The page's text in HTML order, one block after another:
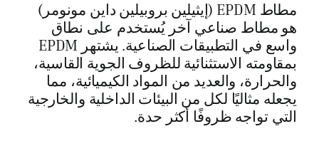
مطاط EPDM (إيثيلين بروبيلين داين مونومر)
هو مطاط صناعي آخر يُستخدم على نطاق
واسع في التطبيقات الصناعية. يشتهر EPDM
بمقاومته الاستثنائية للظروف الجوية القاسية،
والحرارة، والعديد من المواد الكيميائية، مما
يجعله مثاليًا لكل من البيئات الداخلية والخارجية
التي تواجه ظروفًا أكثر حدة.